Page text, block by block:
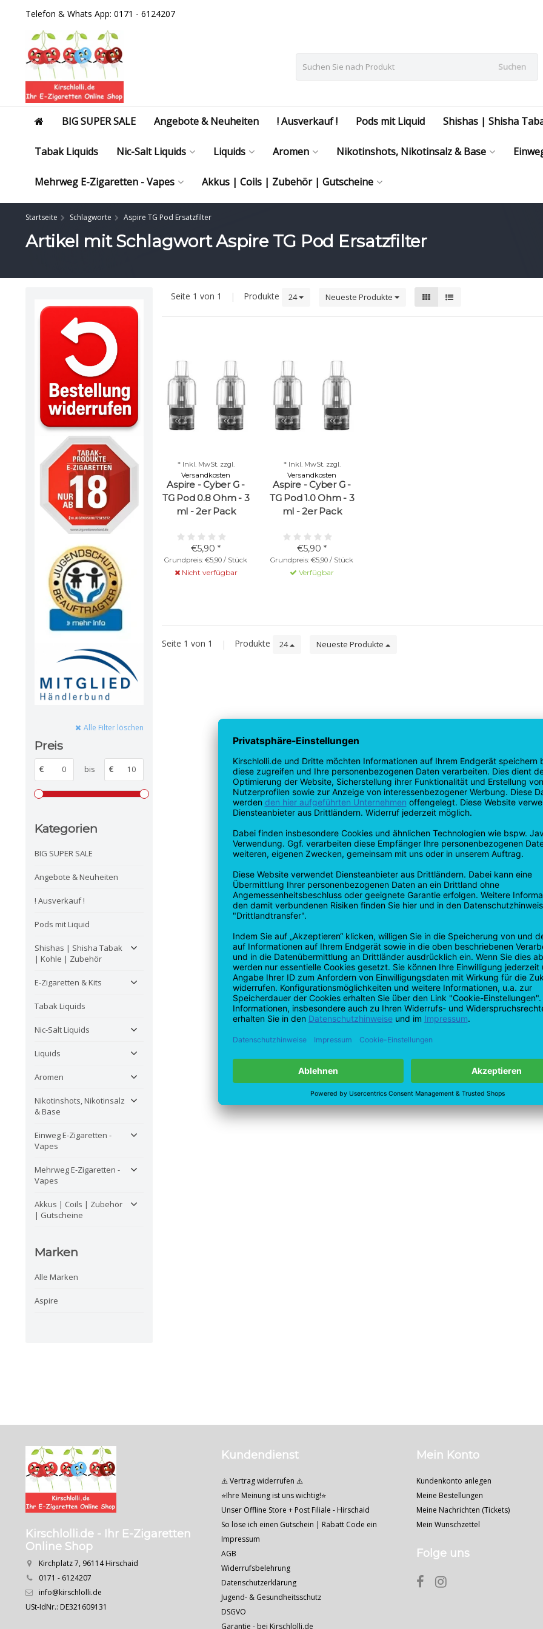
Telefon & Whats App: 0171 - 6124207
Suchen
BIG SUPER SALE Angebote & Neuheiten ! Ausverkauf ! Pods mit Liquid Shishas | Shisha
Tabak Liquids Nic-Salt Liquids Liquids Aromen Nikotinshots, Nikotinsalz & Base
Mehrweg E-Zigaretten - Vapes Akkus | Coils | Zubehör | Gutscheine
Startseite Schlagworte Aspire TG Pod Ersatzfilter
Artikel mit Schlagwort Aspire TG Pod Ersatzfilter
Alle Filter löschen
Preis
€ bis €
Kategorien
BIG SUPER SALE
Angebote & Neuheiten
! Ausverkauf !
Pods mit Liquid
Shishas | Shisha Tabak
| Kohle | Zubehör
E-Zigaretten & Kits
Tabak Liquids
Nic-Salt Liquids
Liquids
Aromen
Nikotinshots, Nikotinsalz
& Base
Einweg E-Zigaretten -
Vapes
Mehrweg E-Zigaretten -
Vapes
Akkus | Coils | Zubehör
| Gutscheine
Marken
Alle Marken
Aspire
Seite 1 von 1 | Produkte 24 Neueste Produkte
Aspire - Cyber G -
TG Pod 0.8 Ohm - 3
ml - 2er Pack
€5,90 *
Grundpreis: €5,90 / Stück
* Inkl. MwSt. zzgl.
Versandkosten
Nicht verfügbar
Aspire - Cyber G -
TG Pod 1.0 Ohm - 3
ml - 2er Pack
€5,90 *
Grundpreis: €5,90 / Stück
* Inkl. MwSt. zzgl.
Versandkosten
Verfügbar
Seite 1 von 1 | Produkte 24 Neueste Produkte
Kirschlolli.de - Ihr E-Zigaretten
Online Shop
Kirchplatz 7, 96114 Hirschaid
0171 - 6124207
info@kirschlolli.de
USt-IdNr.: DE321609131
Kundendienst
⚠️ Vertrag widerrufen ⚠️
⭐Ihre Meinung ist uns wichtig!⭐
Unser Offline Store + Post Filiale - Hirschaid
So löse ich einen Gutschein | Rabatt Code ein
Impressum
AGB
Widerrufsbelehrung
Datenschutzerklärung
Jugend- & Gesundheitsschutz
DSGVO
Garantie - bei Kirschlolli.de
Mein Konto
Kundenkonto anlegen
Meine Bestellungen
Meine Nachrichten (Tickets)
Mein Wunschzettel
Folge uns